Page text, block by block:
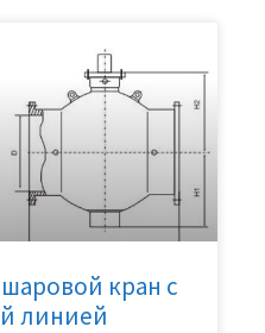
кран с
линией